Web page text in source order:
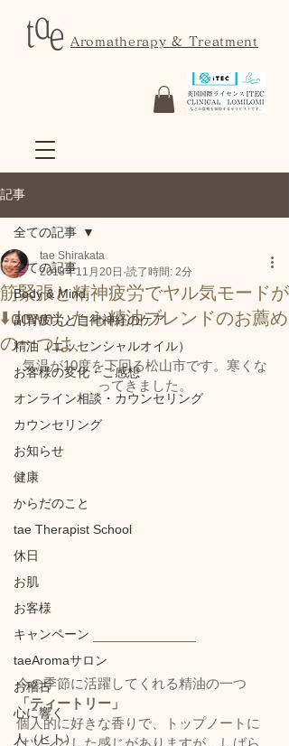
Aromatherapy & Treatment
記事
全ての記事
Body & Mind
副腎疲労と自律神経のケア
精油（エッセンシャルオイル）
お客様の変化・ご感想
オンライン相談・カウンセリング
カウンセリング
お知らせ
健康
からだのこと
tae Therapist School
休日
お肌
お客様
キャンペーン
taeAromaサロン
お稽古
心に響く
人（ヒト）
全ての記事
筋緊張と精神疲労でヤル気モードが
⬇️downしたら精油ブレンドのお薦め
の一つは、
tae Shirakata
2018年11月20日 読了時間: 2分
気温が10度を下回る松山市です。寒くな
ってきました。
今の季節に活躍してくれる精油の一つ
「ティートリー」
個人的に好きな香りで、トップノートに
はツンとした感じがありますが、しばら